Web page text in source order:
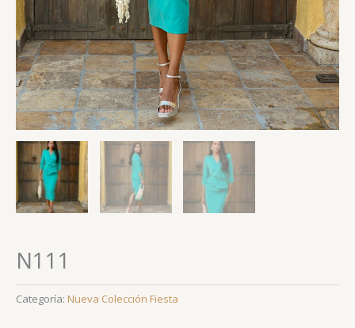
N111
Categoría: Nueva Colección Fiesta